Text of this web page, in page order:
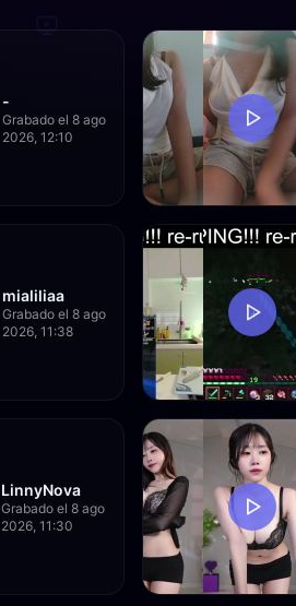
-
Grabado el 8 ago
2026, 12:10
mialiliaa
Grabado el 8 ago
2026, 11:38
LinnyNova
Grabado el 8 ago
2026, 11:30